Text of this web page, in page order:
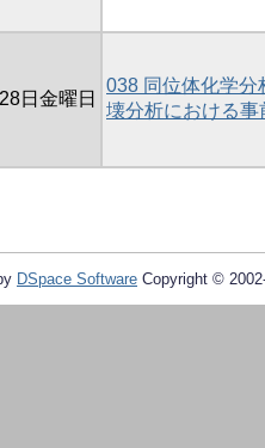
日金曜日
038 同位体化学分
壊分析における
DSpace Software Copyright ©